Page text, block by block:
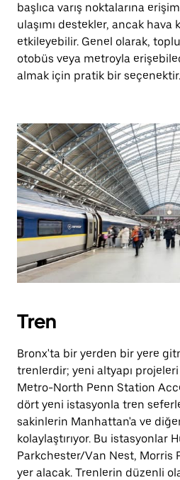
başlıca varış noktalarına
ulaşımı destekler, ancak hava
etkileyebilir. Genel olarak,
otobüs veya metroyla
almak için pratik bir seçenektir.
Tren
Bronx'ta bir yerden bir yere
trenlerdir; yeni altyapı
Metro-North Penn Station
dört yeni istasyonla tren
sakinlerin Manhattan'a ve
kolaylaştırıyor. Bu istasyonlar
Parkchester/Van Nest, Morris
yer alacak. Trenlerin düzenli